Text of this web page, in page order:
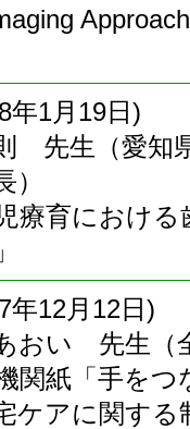
Approach
年1月19日)
生（愛知県
育における
年12月12日)
先生（全国
関紙「手をつ
アに関する